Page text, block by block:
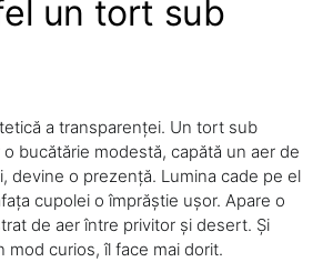
un tort sub
a transparenței. Un tort sub
bucătărie modestă, capătă un aer de
devine o prezență. Lumina cade pe el
cupolei o împrăștie ușor. Apare o
de aer între privitor și desert. Și
mod curios, îl face mai dorit.